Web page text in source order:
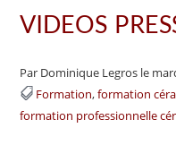
VIDEOS
Par Dominique Legros le
Formation formation
formation professionnelle